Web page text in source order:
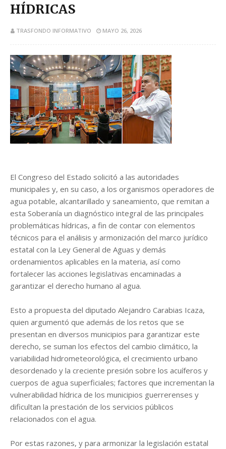
HÍDRICAS
TRASFONDO INFORMATIVO MAYO 26, 2026
El Congreso del Estado solicitó a las autoridades
municipales y, en su caso, a los organismos operadores de
agua potable, alcantarillado y saneamiento, que remitan a
esta Soberanía un diagnóstico integral de las principales
problemáticas hídricas, a fin de contar con elementos
técnicos para el análisis y armonización del marco jurídico
estatal con la Ley General de Aguas y demás
ordenamientos aplicables en la materia, así como
fortalecer las acciones legislativas encaminadas a
garantizar el derecho humano al agua.
Esto a propuesta del diputado Alejandro Carabias Icaza,
quien argumentó que además de los retos que se
presentan en diversos municipios para garantizar este
derecho, se suman los efectos del cambio climático, la
variabilidad hidrometeorológica, el crecimiento urbano
desordenado y la creciente presión sobre los acuíferos y
cuerpos de agua superficiales; factores que incrementan la
vulnerabilidad hídrica de los municipios guerrerenses y
dificultan la prestación de los servicios públicos
relacionados con el agua.
Por estas razones, y para armonizar la legislación estatal